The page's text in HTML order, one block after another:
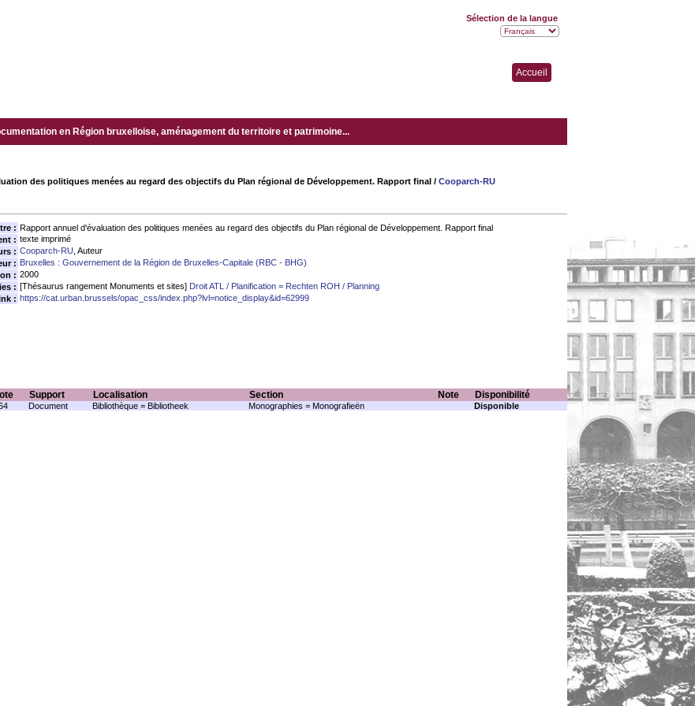
Accueil
en Région bruxelloise, aménagement du territoire et patrimoine...
des politiques menées au regard des objectifs du Plan régional de Développement. Rapport final / Cooparch-RU
: Rapport annuel d'évaluation des politiques menées au regard des objectifs du Plan régional de Développement. Rapport final
: texte imprimé
: Cooparch-RU , Auteur
: Bruxelles : Gouvernement de la Région de Bruxelles-Capitale (RBC - BHG)
: 2000
: [Thésaurus rangement Monuments et sites] Droit ATL / Planification = Rechten ROH / Planning
: https://cat.urban.brussels/opac_css/index.php?lvl=notice_display&id=62999
Support Localisation Section Note Disponibilité
Document Bibliothèque = Bibliotheek Monographies = Monografieën Disponible
Sélection de la langue